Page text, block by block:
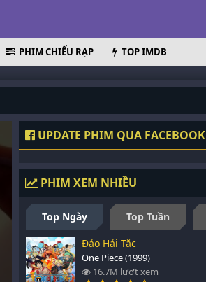
PHIM CHIẾU RẠP TOP IMDB
UPDATE PHIM QUA FACEBOOK
PHIM XEM NHIỀU
Top Ngày Top Tuần
Đảo Hải Tặc
One Piece (1999)
16.7M lượt xem